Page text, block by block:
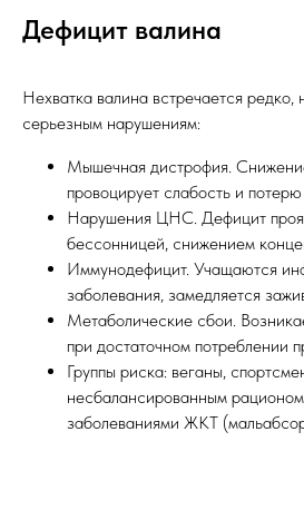
Дефицит валина
Нехватка валина встречается редко,
серьезным нарушениям:
Мышечная дистрофия.
провоцирует слабость и
Нарушения ЦНС. Дефицит
бессонницей, снижением
Иммунодефицит. Учащаются
заболевания, замедляется
Метаболические сбои.
при достаточном потреблении
Группы риска: веганы,
несбалансированным
заболеваниями ЖКТ